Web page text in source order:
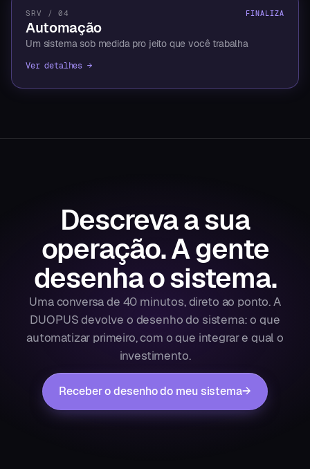
SRV / 04 FINALIZA
Automação
Um sistema sob medida pro jeito que você trabalha
Ver detalhes →
Descreva a sua
operação.A gente
desenha o sistema.
Uma conversa de 40 minutos, direto ao ponto. A
DUOPUS devolve o desenho do sistema: o que
automatizar primeiro, com o que integrar e qual o
investimento.
Receber o desenho do meu sistema→